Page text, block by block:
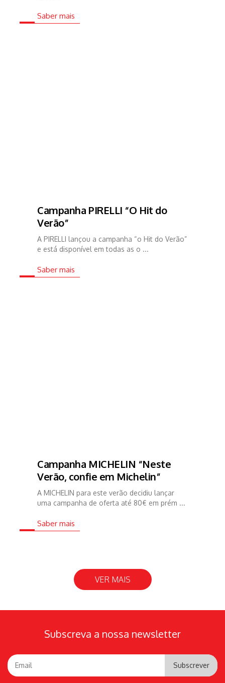
Saber mais
Campanha PIRELLI “O Hit do
Verão”
A PIRELLI lançou a campanha “o Hit do Verão”
e está disponível em todas as o ...
Saber mais
Campanha MICHELIN “Neste
Verão, confie em Michelin”
A MICHELIN para este verão decidiu lançar
uma campanha de oferta até 80€ em prém ...
Saber mais
VER MAIS
Subscreva a nossa newsletter
Subscrever